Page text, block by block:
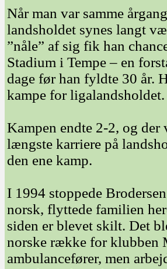
Når man var samme
landsholdet synes langt
”nåle” af sig fik han
Stadium i Tempe – en
dage før han fyldte 30 år.
kampe for ligalandsholdet.
Kampen endte 2-2, og
længste karriere på
den ene kamp.
I 1994 stoppede
norsk, flyttede familien
siden er blevet skilt. Det
norske række for klubben
ambulancefører, men